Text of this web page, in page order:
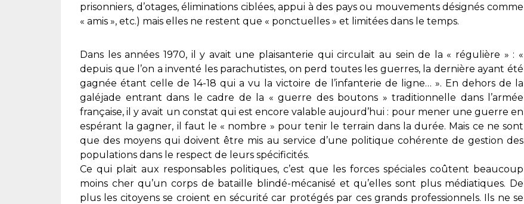
prisonniers, d’otages, éliminations ciblées, appui à des pays ou mouvements désignés comme
« amis », etc.) mais elles ne restent que « ponctuelles » et limitées dans le temps.
Dans les années 1970, il y avait une plaisanterie qui circulait au sein de la « régulière » : «
depuis que l’on a inventé les parachutistes, on perd toutes les guerres, la dernière ayant été
gagnée étant celle de 14-18 qui a vu la victoire de l’infanterie de ligne… ». En dehors de la
galéjade entrant dans le cadre de la « guerre des boutons » traditionnelle dans l’armée
française, il y avait un constat qui est encore valable aujourd’hui : pour mener une guerre en
espérant la gagner, il faut le « nombre » pour tenir le terrain dans la durée. Mais ce ne sont
que des moyens qui doivent être mis au service d’une politique cohérente de gestion des
populations dans le respect de leurs spécificités.
Ce qui plait aux responsables politiques, c’est que les forces spéciales coûtent beaucoup
moins cher qu’un corps de bataille blindé-mécanisé et qu’elles sont plus médiatiques. De
plus les citoyens se croient en sécurité car protégés par ces grands professionnels. Ils ne se